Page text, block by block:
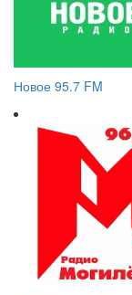
Новое 95.7 FM